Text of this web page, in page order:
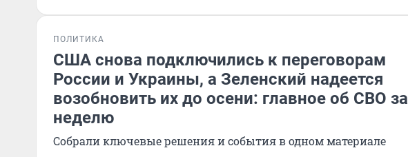
ПОЛИТИКА
США снова подключились к переговорам
России и Украины, а Зеленский надеется
возобновить их до осени: главное об СВО за
неделю
Собрали ключевые решения и события в одном материале